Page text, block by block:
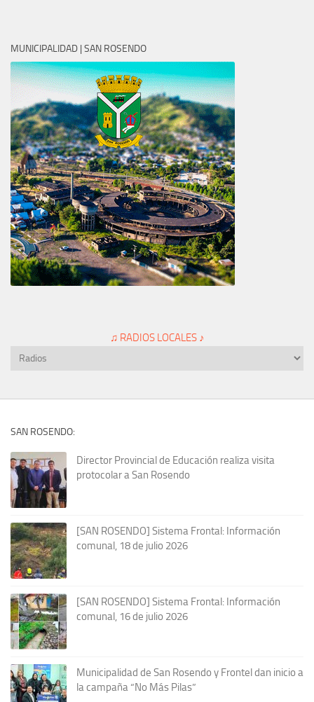
MUNICIPALIDAD | SAN ROSENDO
♫ RADIOS LOCALES ♪
SAN ROSENDO:
Director Provincial de Educación realiza visita
protocolar a San Rosendo
[SAN ROSENDO] Sistema Frontal: Información
comunal, 18 de julio 2026
[SAN ROSENDO] Sistema Frontal: Información
comunal, 16 de julio 2026
Municipalidad de San Rosendo y Frontel dan inicio a
la campaña “No Más Pilas”